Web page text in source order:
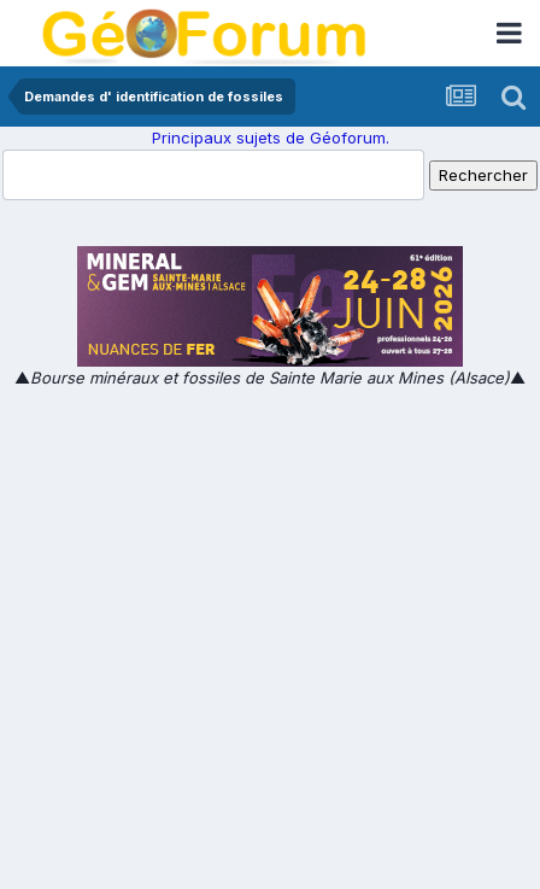
Demandes d' identification de fossiles
Principaux sujets de Géoforum.
▲Bourse minéraux et fossiles de Sainte Marie aux Mines (Alsace)▲